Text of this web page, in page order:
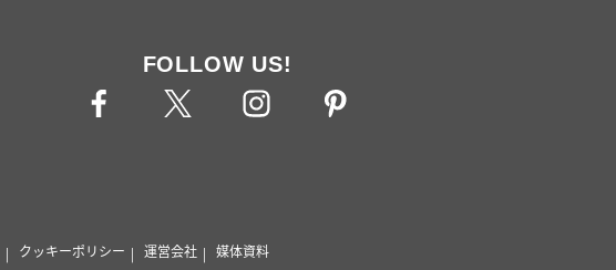
FOLLOW US!
クッキーポリシー 運営会社 媒体資料